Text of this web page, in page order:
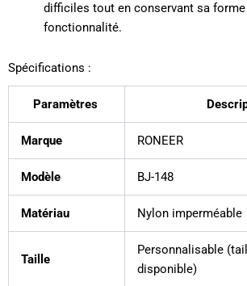
difficiles tout en conservant sa
fonctionnalité.
Spécifications :
Paramètres
Marque RONEER
Modèle BJ-148
Matériau Nylon imperméable
Taille
Personnalisable
disponible)